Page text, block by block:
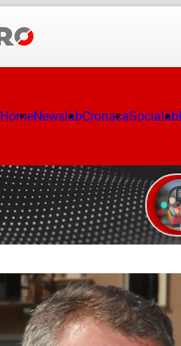
HomeNewslabCronacaSocialab